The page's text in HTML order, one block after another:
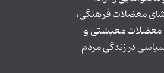
معضلات فرهنگی،
معضلات معیشتی و
در زندگی مردم